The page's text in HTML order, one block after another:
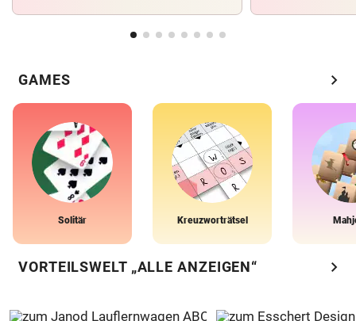
GAMES chevron_right
Solitär Kreuzworträtsel
VORTEILSWELT „ALLE ANZEIGEN“ chevron_right